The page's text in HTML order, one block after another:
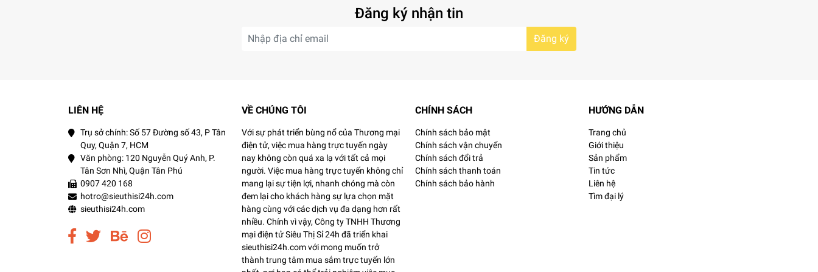
Đặc biệt, mang đến tác dụng giảm đau, giảm viêm sưng đáng kể điều trị bệnh zona.
Hấp thụ tia cực tím và ngăn chặn mọi hoạt động oxy hóa trên làn da.
Stearyl alcohol:
Mang đến một lớp màng dưỡng ẩm cho làn da, đồng thời bảo vệ nốt mụn viêm sưng trước những ngoại tác có hại.
Giúp giữ ẩm cho da, giúp trị thâm, liền vết thương nhanh hơn.
Đăng ký nhận tin
Đăng ký
LIÊN HỆ
Trụ sở chính: Số 57 Đường số 43, P Tân
Quy, Quận 7, HCM
Văn phòng: 120 Nguyễn Quý Anh, P.
Tân Sơn Nhì, Quận Tân Phú
0907 420 168
hotro@sieuthisi24h.com
sieuthisi24h.com
VỀ CHÚNG TÔI
Với sự phát triển bùng nổ của Thương mại
điện tử, việc mua hàng trực tuyến ngày
nay không còn quá xa lạ với tất cả mọi
người. Việc mua hàng trực tuyến không chỉ
mang lại sự tiện lợi, nhanh chóng mà còn
đem lại cho khách hàng sự lựa chọn mặt
hàng cùng với các dịch vụ đa dạng hơn rất
nhiều. Chính vì vậy, Công ty TNHH Thương
mại điện tử Siêu Thị Sỉ 24h đã triển khai
sieuthisi24h.com với mong muốn trở
thành trung tâm mua sắm trực tuyến lớn
CHÍNH SÁCH
Chính sách bảo mật
Chính sách vận chuyển
Chính sách đổi trả
Chính sách thanh toán
Chính sách bảo hành
HƯỚNG DẪN
Trang chủ
Giới thiệu
Sản phẩm
Tin tức
Liên hệ
Tìm đại lý